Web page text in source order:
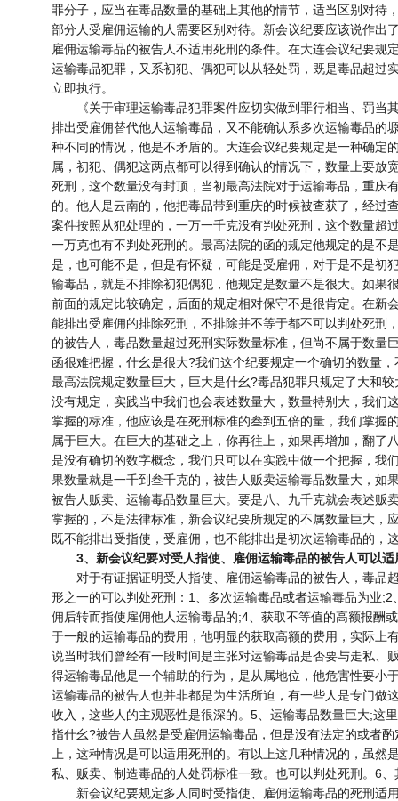
罪分子，应当在毒品数量的基础上其他的情节，适当区别对待
部分人受雇佣运输的人需要区别对待。新会议纪要应该说作出
雇佣运输毒品的被告人不适用死刑的条件。在大连会议纪要规
运输毒品犯罪，又系初犯、偶犯可以从轻处罚，既是毒品超过
立即执行。
《关于审理运输毒品犯罪案件应切实做到罪行相当、罚当
排出受雇佣替代他人运输毒品，又不能确认系多次运输毒品的
种不同的情况，他是不矛盾的。大连会议纪要规定是一种确定
属，初犯、偶犯这两点都可以得到确认的情况下，数量上要放
死刑，这个数量没有封顶，当初最高法院对于运输毒品，重庆
的。他人是云南的，他把毒品带到重庆的时候被查获了，经过
案件按照从犯处理的，一万一千克没有判处死刑，这个数量超
一万克也有不判处死刑的。最高法院的函的规定他规定的是不
是，也可能不是，但是有怀疑，可能是受雇佣，对于是不是初
输毒品，就是不排除初犯偶犯，他规定是数量不是很大。如果
前面的规定比较确定，后面的规定相对保守不是很肯定。在新
能排出受雇佣的排除死刑，不排除并不等于都不可以判处死刑
的被告人，毒品数量超过死刑实际数量标准，但尚不属于数量
函很难把握，什幺是很大?我们这个纪要规定一个确切的数量
最高法院规定数量巨大，巨大是什幺?毒品犯罪只规定了大和
没有规定，实践当中我们也会表述数量大，数量特别大，我们
掌握的标准，他应该是在死刑标准的叁到五倍的量，我们掌握
属于巨大。在巨大的基础之上，你再往上，如果再增加，翻了
是没有确切的数字概念，我们只可以在实践中做一个把握，我
果数量就是一千到叁千克的，被告人贩卖运输毒品数量大，如
被告人贩卖、运输毒品数量巨大。要是八、九千克就会表述贩
掌握的，不是法律标准，新会议纪要所规定的不属数量巨大，
既不能排出受指使，受雇佣，也不能排出是初次运输毒品的，
3、新会议纪要对受人指使、雇佣运输毒品的被告人可以适
对于有证据证明受人指使、雇佣运输毒品的被告人，毒品
形之一的可以判处死刑：1、多次运输毒品或者运输毒品为业
佣后转而指使雇佣他人运输毒品的;4、获取不等值的高额报酬
于一般的运输毒品的费用，他明显的获取高额的费用，实际上
说当时我们曾经有一段时间是主张对运输毒品是否要与走私、
得运输毒品他是一个辅助的行为，是从属地位，他危害性要小
运输毒品的被告人也并非都是为生活所迫，有一些人是专门做
收入，这些人的主观恶性是很深的。5、运输毒品数量巨大;这
指什幺?被告人虽然是受雇佣运输毒品，但是没有法定的或者
上，这种情况是可以适用死刑的。有以上这几种情况的，虽然
私、贩卖、制造毒品的人处罚标准一致。也可以判处死刑。6
新会议纪要规定多人同时受指使、雇佣运输毒品的死刑适